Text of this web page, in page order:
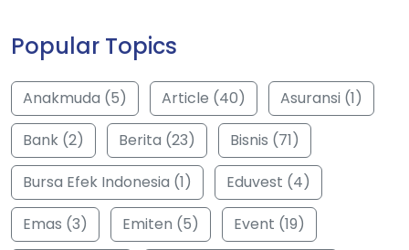
Popular Topics
Anakmuda (5) Article (40)
Asuransi (1)
Bank (2)
Berita (23)
Bisnis (71)
Bursa Efek Indonesia (1)
Eduvest (4)
Emas (3)
Emiten (5)
Event (19)